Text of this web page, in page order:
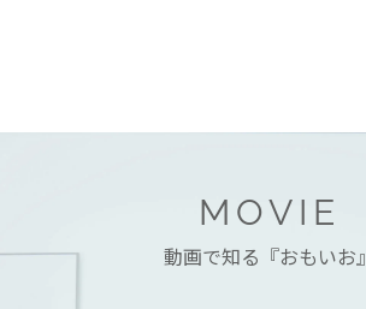
MOVIE
動画で知る『おもいお』